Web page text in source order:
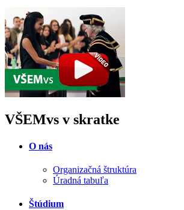
VŠEMvs v skratke
O nás
Organizačná štruktúra
Úradná tabuľa
Štúdium